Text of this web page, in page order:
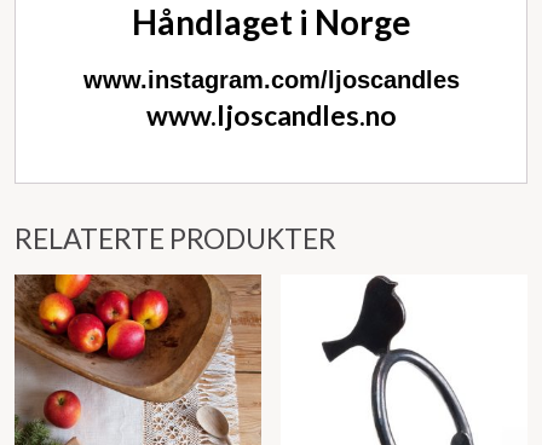
Håndlaget i Norge
www.instagram.com/ljoscandles
www.ljoscandles.no
RELATERTE PRODUKTER